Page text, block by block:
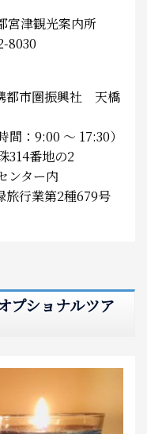
宮津観光案内所
8030
都市圏振興社 天橋
：9:00 ～ 17:30）
314番地の2
ー内
旅行業第2種679号
プショナルツア